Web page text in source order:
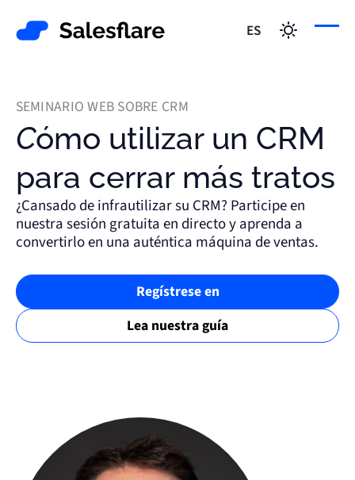
ES
SEMINARIO WEB SOBRE CRM
Cómo utilizar un CRM
para cerrar más tratos
¿Cansado de infrautilizar su CRM? Participe en
nuestra sesión gratuita en directo y aprenda a
convertirlo en una auténtica máquina de ventas.
Regístrese en
Lea nuestra guía